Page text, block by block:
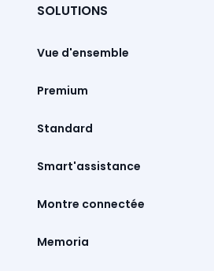
SOLUTIONS
Vue d'ensemble
Premium
Standard
Smart'assistance
Montre connectée
Memoria